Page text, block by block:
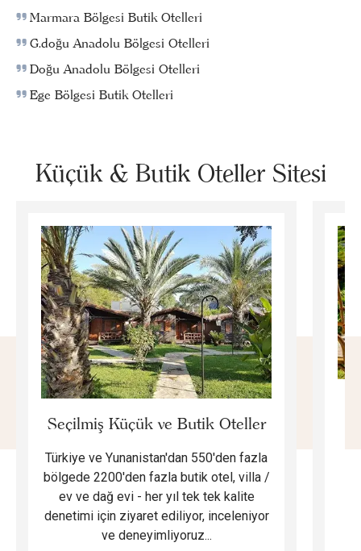
Marmara Bölgesi Butik Otelleri
G.doğu Anadolu Bölgesi Otelleri
Doğu Anadolu Bölgesi Otelleri
Ege Bölgesi Butik Otelleri
Küçük & Butik Oteller Sitesi
Seçilmiş Küçük ve Butik Oteller
Türkiye ve Yunanistan'dan 550'den fazla
bölgede 2200'den fazla butik otel, villa /
ev ve dağ evi - her yıl tek tek kalite
denetimi için ziyaret ediliyor, inceleniyor
ve deneyimliyoruz...